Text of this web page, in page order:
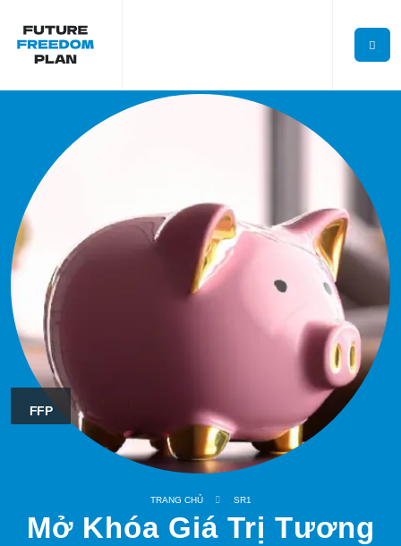
FFP
TRANG CHỦ SR1
Mở Khóa Giá Trị Tương